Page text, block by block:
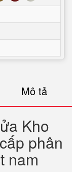
Mô tả
Kho
phân
nam